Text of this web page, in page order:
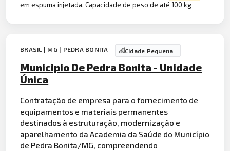
em espuma injetada. Capacidade de peso de até 100 kg
BRASIL | MG | PEDRA BONITA Cidade Pequena
Municipio De Pedra Bonita - Unidade
Única
Contratação de empresa para o fornecimento de
equipamentos e materiais permanentes
destinados à estruturação, modernização e
aparelhamento da Academia da Saúde do Município
de Pedra Bonita/MG, compreendendo